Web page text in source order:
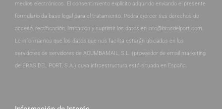
medios electrónicos. El consentimiento explícito adquirido enviando el presente
formulario da base legal para el tratamiento. Podrá ejercer sus derechos de
acceso, rectificación, limitación y suprimir los datos en info@brasdelport.com.
Le informamos que los datos que nos facilita estarán ubicados en los
servidores de servidores de ACUMBAMAIL, S.L. (proveedor de email marketing
de BRAS DEL PORT, S.A.) cuya infraestructura está situada en España.